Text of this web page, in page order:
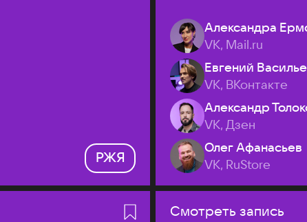
РЖЯ
Александра
VK, Mail.ru
Евгений
VK, ВКонтакте
Александр
VK, Дзен
Олег Афанасьев
VK, RuStore
Смотреть запись